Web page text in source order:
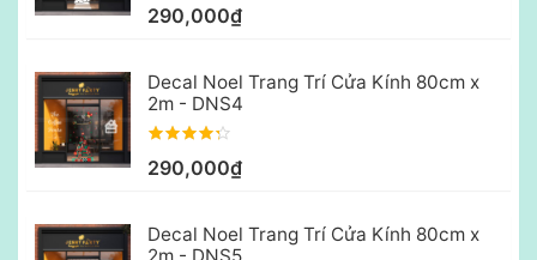
290,000₫
Decal Noel Trang Trí Cửa Kính 80cm x
2m - DNS4
290,000₫
Decal Noel Trang Trí Cửa Kính 80cm x